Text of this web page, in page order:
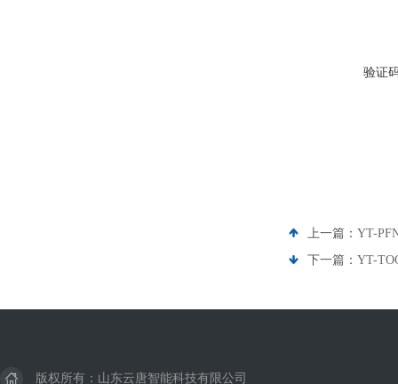
验证
上一篇： YT-
下一篇： YT-
版权所有：山东云唐智能科技有限公司